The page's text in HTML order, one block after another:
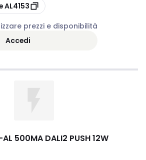
AL4153
prezzi e disponibilità
Accedi
AL 500MA DALI2 PUSH 12W